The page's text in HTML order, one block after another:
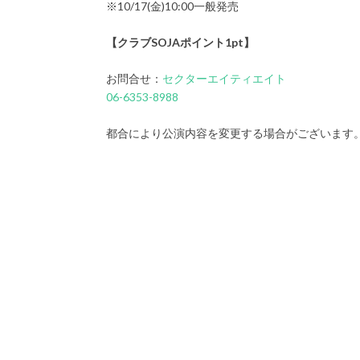
※10/17(金)10:00一般発売
【クラブSOJAポイント1pt】
お問合せ： セクターエイティエイト
06-6353-8988
都合により公演内容を変更する場合がございます